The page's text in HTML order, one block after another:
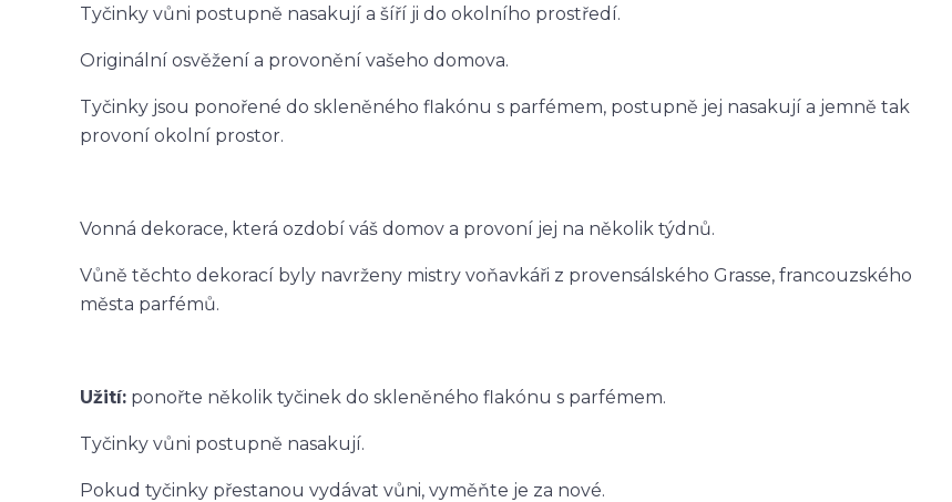
Tyčinky vůni postupně nasakují a šíří ji do okolního prostředí.
Originální osvěžení a provonění vašeho domova.
Tyčinky jsou ponořené do skleněného flakónu s parfémem, postupně jej nasakují a jemně tak
provoní okolní prostor.
Vonná dekorace, která ozdobí váš domov a provoní jej na několik týdnů.
Vůně těchto dekorací byly navrženy mistry voňavkáři z provensálského Grasse, francouzského
města parfémů.
Užití: ponořte několik tyčinek do skleněného flakónu s parfémem.
Tyčinky vůni postupně nasakují.
Pokud tyčinky přestanou vydávat vůni, vyměňte je za nové.